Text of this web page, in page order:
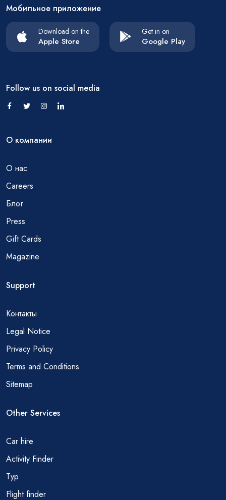
Мобильное приложение
Download on the
Apple Store
Get in on
Google Play
Follow us on social media
О компании
О нас
Careers
Блог
Press
Gift Cards
Magazine
Support
Контакты
Legal Notice
Privacy Policy
Terms and Conditions
Sitemap
Other Services
Car hire
Activity Finder
Тур
Flight finder